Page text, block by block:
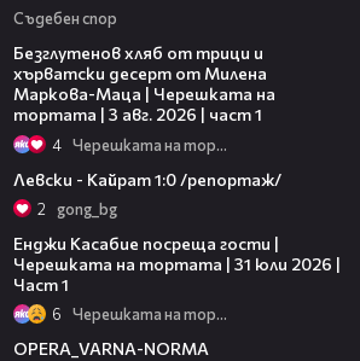
Съдебен спор
Безглутенов хляб от трици и
хърватски десерт от Милена
Маркова-Маца | Черешката на
тортата | 3 авг. 2026 | част 1
4 Черешката на тортата
Левски - Кайрат 1:0 /репортаж/
2 gong_bg
Енджи Касабие посреща гости |
Черешката на тортата | 31 юли 2026 |
Част 1
6 Черешката на тортата
OPERA_VARNA-NORMA